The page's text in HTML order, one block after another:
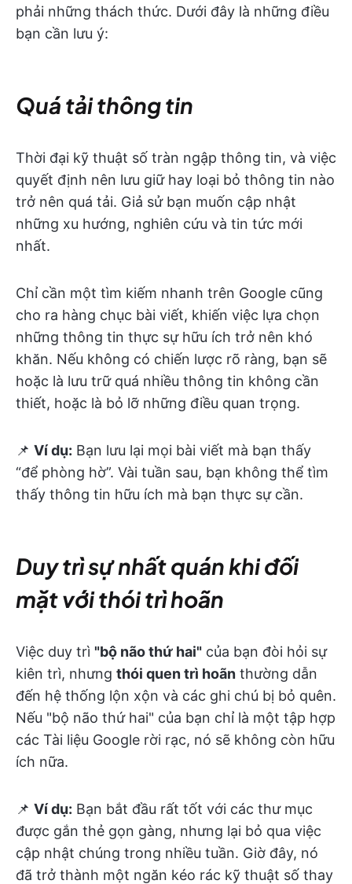
phải những thách thức. Dưới đây là những điều
bạn cần lưu ý:
Quá tải thông tin
Thời đại kỹ thuật số tràn ngập thông tin, và việc
quyết định nên lưu giữ hay loại bỏ thông tin nào
trở nên quá tải. Giả sử bạn muốn cập nhật
những xu hướng, nghiên cứu và tin tức mới
nhất.
Chỉ cần một tìm kiếm nhanh trên Google cũng
cho ra hàng chục bài viết, khiến việc lựa chọn
những thông tin thực sự hữu ích trở nên khó
khăn. Nếu không có chiến lược rõ ràng, bạn sẽ
hoặc là lưu trữ quá nhiều thông tin không cần
thiết, hoặc là bỏ lỡ những điều quan trọng.
📌 Ví dụ: Bạn lưu lại mọi bài viết mà bạn thấy
“để phòng hờ”. Vài tuần sau, bạn không thể tìm
thấy thông tin hữu ích mà bạn thực sự cần.
Duy trì sự nhất quán khi đối
mặt với thói trì hoãn
Việc duy trì "bộ não thứ hai" của bạn đòi hỏi sự
kiên trì, nhưng thói quen trì hoãn thường dẫn
đến hệ thống lộn xộn và các ghi chú bị bỏ quên.
Nếu "bộ não thứ hai" của bạn chỉ là một tập hợp
các Tài liệu Google rời rạc, nó sẽ không còn hữu
ích nữa.
📌 Ví dụ: Bạn bắt đầu rất tốt với các thư mục
được gắn thẻ gọn gàng, nhưng lại bỏ qua việc
cập nhật chúng trong nhiều tuần. Giờ đây, nó
đã trở thành một ngăn kéo rác kỹ thuật số thay